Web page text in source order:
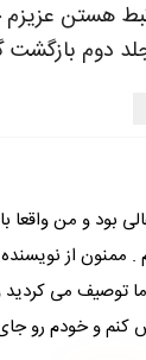
جناب محترم !
و گفت
تو نبودی
من کل شهر
در جیب اش فرو
قراره گشنه
هستن
دوم بازگشت
بود و من واقعا
. ممنون از
توصیف می کردید
کنم و خودم رو